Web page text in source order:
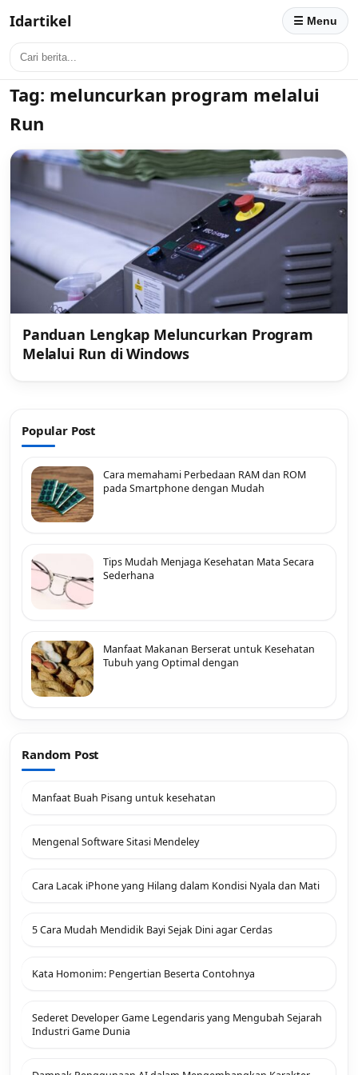
Idartikel ☰ Menu
Tag: meluncurkan program melalui
Run
Panduan Lengkap Meluncurkan Program
Melalui Run di Windows
Popular Post
Cara memahami Perbedaan RAM dan ROM
pada Smartphone dengan Mudah
Tips Mudah Menjaga Kesehatan Mata Secara
Sederhana
Manfaat Makanan Berserat untuk Kesehatan
Tubuh yang Optimal dengan
Random Post
Manfaat Buah Pisang untuk kesehatan
Mengenal Software Sitasi Mendeley
Cara Lacak iPhone yang Hilang dalam Kondisi Nyala dan Mati
5 Cara Mudah Mendidik Bayi Sejak Dini agar Cerdas
Kata Homonim: Pengertian Beserta Contohnya
Sederet Developer Game Legendaris yang Mengubah Sejarah
Industri Game Dunia